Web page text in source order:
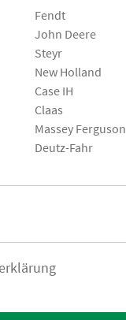
Fendt
John Deere
Steyr
New Holland
Case IH
Claas
Massey Ferguson
Deutz-Fahr